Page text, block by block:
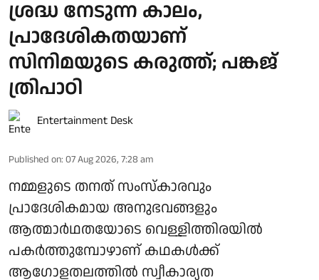
ശ്രദ്ധ നേടുന്ന കാലം,
പ്രാദേശികതയാണ്
സിനിമയുടെ കരുത്ത്; പങ്കജ്
ത്രിപാഠി
Entertainment Desk
Published on: 07 Aug 2026, 7:28 am
നമ്മളുടെ തനത് സംസ്കാരവും
പ്രാദേശികമായ അനുഭവങ്ങളും
ആത്മാർഥതയോടെ വെള്ളിത്തിരയിൽ
പകർത്തുമ്പോഴാണ് കഥകൾക്ക്
ആഗോളതലത്തിൽ സ്വീകാര്യത